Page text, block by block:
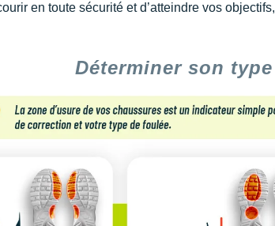
en toute sécurité et d’atteindre vos
Déterminer son